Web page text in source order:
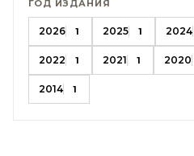
ГОД ИЗДАНИЯ
2026 1 2025 1 2024
2022 1 2021 1 2020
2014 1